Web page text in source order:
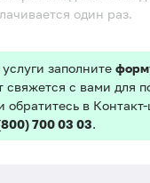
один раз.
заполните
свяжется с вами для
обратитесь в
700 03 03.